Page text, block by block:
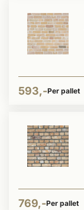
593,-Per pallet
769,-Per pallet